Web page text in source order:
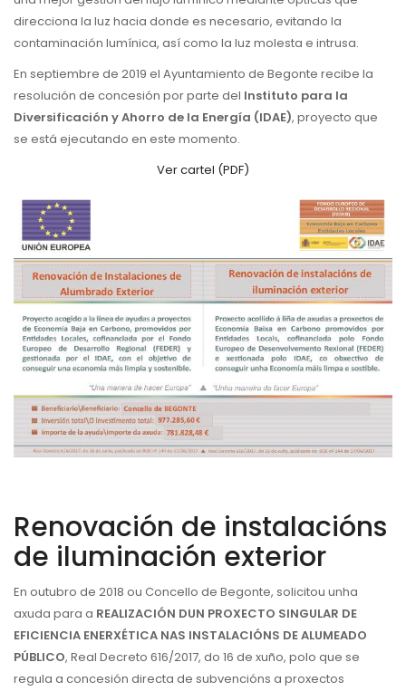
direcciona la luz hacia donde es necesario, evitando la
contaminación lumínica, así como la luz molesta e intrusa.
En septiembre de 2019 el Ayuntamiento de Begonte recibe la
resolución de concesión por parte del Instituto para la
Diversificación y Ahorro de la Energía (IDAE), proyecto que
se está ejecutando en este momento.
Ver cartel (PDF)
Renovación de instalacións
de iluminación exterior
En outubro de 2018 ou Concello de Begonte, solicitou unha
axuda para a REALIZACIÓN DUN PROXECTO SINGULAR DE
EFICIENCIA ENERXÉTICA NAS INSTALACIÓNS DE ALUMEADO
PÚBLICO, Real Decreto 616/2017, do 16 de xuño, polo que se
regula a concesión directa de subvencións a proxectos